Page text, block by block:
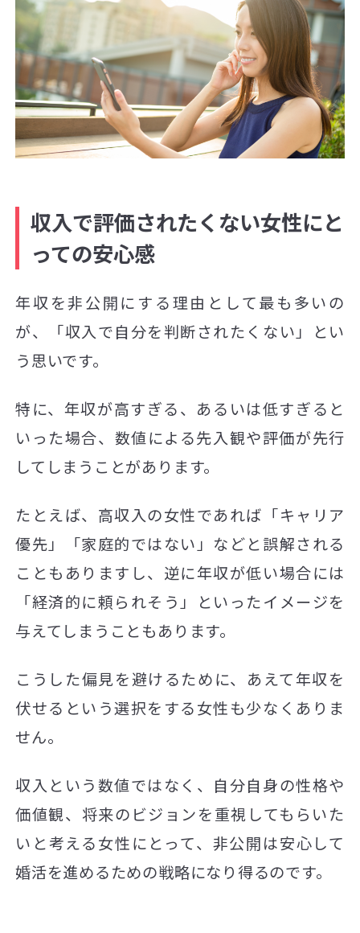
収入で評価されたくない女性にと
っての安心感
年収を非公開にする理由として最も多いの
が、「収入で自分を判断されたくない」とい
う思いです。
特に、年収が高すぎる、あるいは低すぎると
いった場合、数値による先入観や評価が先行
してしまうことがあります。
たとえば、高収入の女性であれば「キャリア
優先」「家庭的ではない」などと誤解される
こともありますし、逆に年収が低い場合には
「経済的に頼られそう」といったイメージを
与えてしまうこともあります。
こうした偏見を避けるために、あえて年収を
伏せるという選択をする女性も少なくありま
せん。
収入という数値ではなく、自分自身の性格や
価値観、将来のビジョンを重視してもらいた
いと考える女性にとって、非公開は安心して
婚活を進めるための戦略になり得るのです。